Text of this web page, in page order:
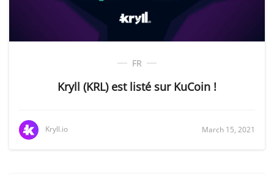
FR
Kryll (KRL) est listé sur KuCoin !
Kryll.io March 15, 2021